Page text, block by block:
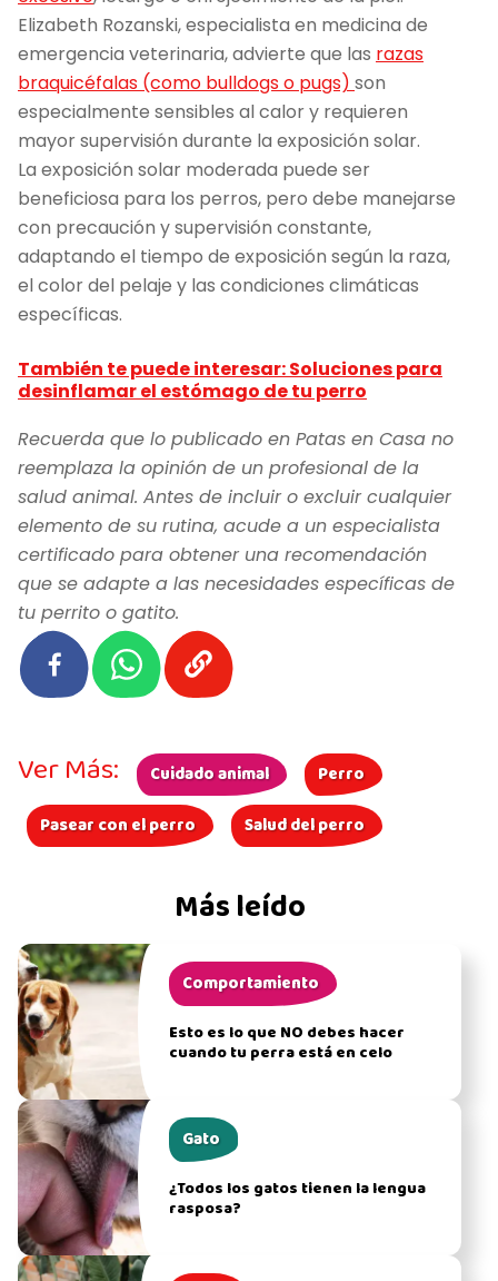
Elizabeth Rozanski, especialista en medicina de
emergencia veterinaria, advierte que las razas
braquicéfalas (como bulldogs o pugs) son
especialmente sensibles al calor y requieren
mayor supervisión durante la exposición solar.
La exposición solar moderada puede ser
beneficiosa para los perros, pero debe manejarse
con precaución y supervisión constante,
adaptando el tiempo de exposición según la raza,
el color del pelaje y las condiciones climáticas
específicas.
También te puede interesar: Soluciones para
desinflamar el estómago de tu perro
Recuerda que lo publicado en Patas en Casa no
reemplaza la opinión de un profesional de la
salud animal. Antes de incluir o excluir cualquier
elemento de su rutina, acude a un especialista
certificado para obtener una recomendación
que se adapte a las necesidades específicas de
tu perrito o gatito.
Más leído
Comportamiento
Esto es lo que NO debes hacer
cuando tu perra está en celo
Gato
¿Todos los gatos tienen la lengua
rasposa?
Ver Más: Cuidado animal
Perro
Pasear con el perro
Salud del perro